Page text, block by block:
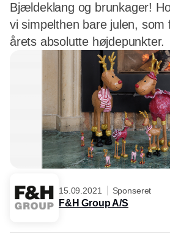
Bjældeklang og brunkager!
vi simpelthen bare julen, som
årets absolutte højdepunkter.
15.09.2021 Sponseret
F&H Group A/S